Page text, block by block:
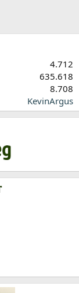
4.712
635.618
8.708
KevinArgus